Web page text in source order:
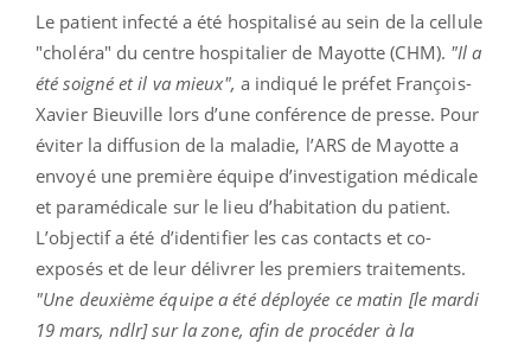
Le patient infecté a été hospitalisé au sein de la cellule
"choléra" du centre hospitalier de Mayotte (CHM). "Il a
été soigné et il va mieux", a indiqué le préfet François-
Xavier Bieuville lors d’une conférence de presse. Pour
éviter la diffusion de la maladie, l’ARS de Mayotte a
envoyé une première équipe d’investigation médicale
et paramédicale sur le lieu d’habitation du patient.
L’objectif a été d’identifier les cas contacts et co-
exposés et de leur délivrer les premiers traitements.
"Une deuxième équipe a été déployée ce matin [le mardi
19 mars, ndlr] sur la zone, afin de procéder à la